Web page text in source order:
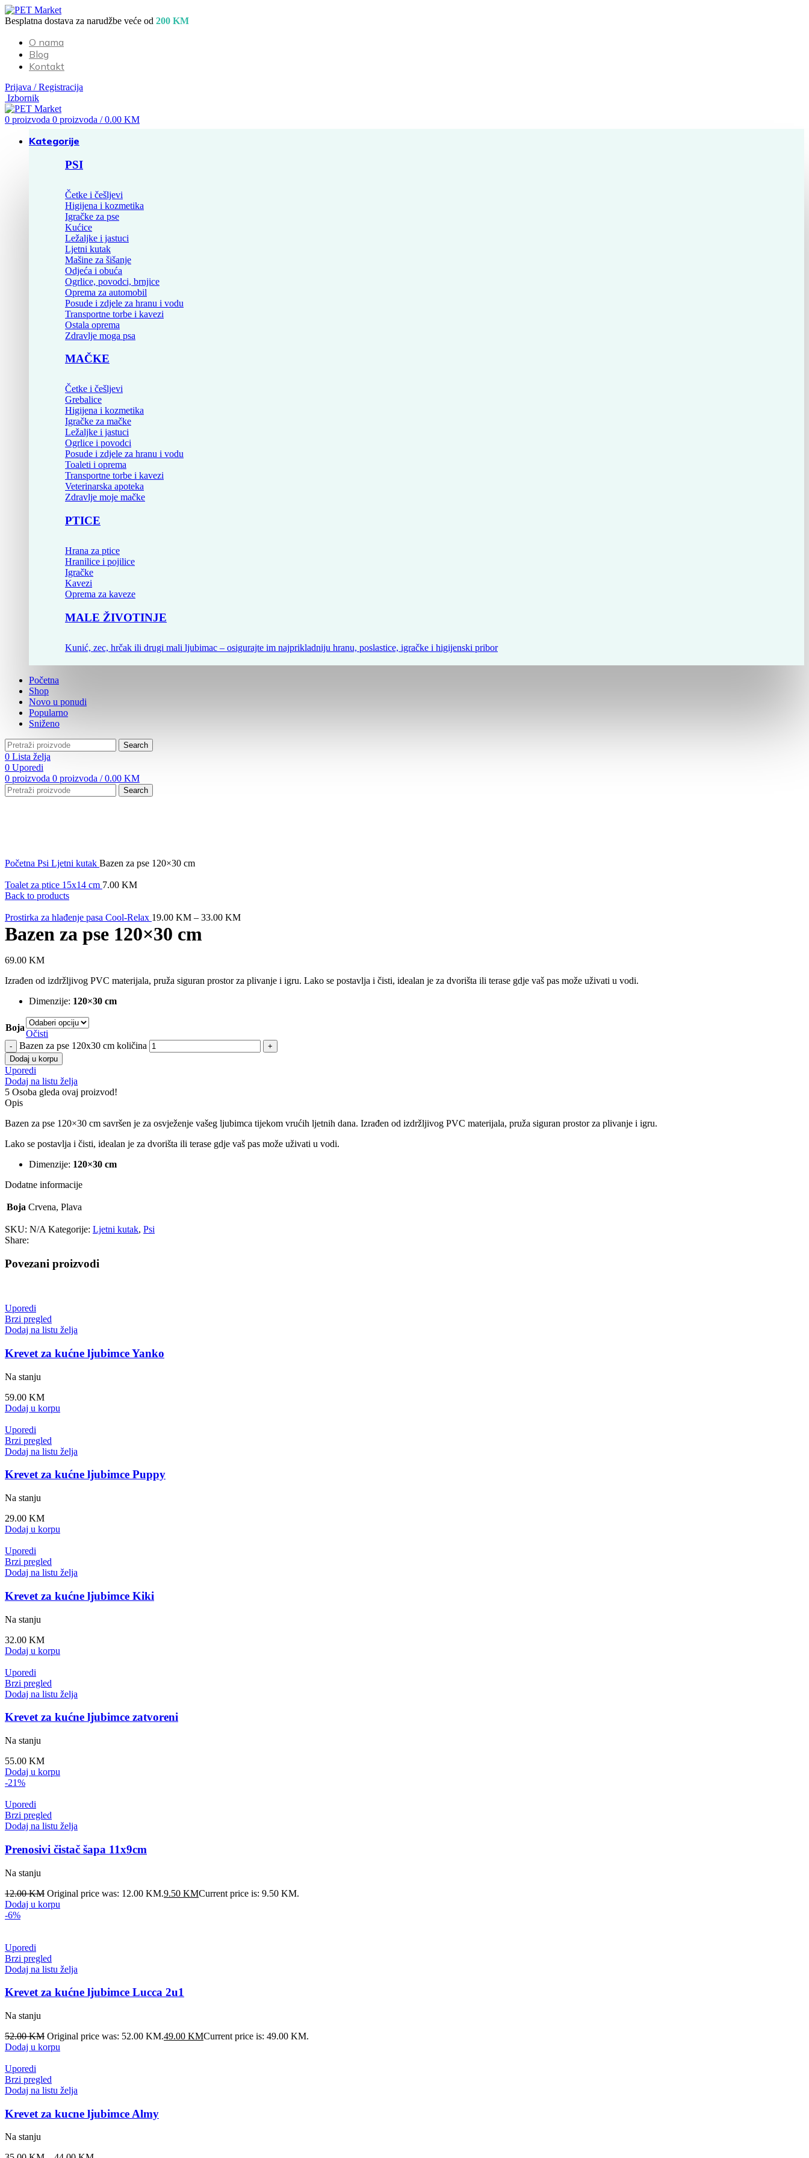
Besplatna dostava za narudžbe veće od 200 KM
O nama
Blog
Kontakt
Prijava / Registracija
Izbornik
0 proizvoda 0 proizvoda / 0.00 KM
Kategorije
PSI
Četke i češljevi
Higijena i kozmetika
Igračke za pse
Kućice
Ležaljke i jastuci
Ljetni kutak
Mašine za šišanje
Odjeća i obuća
Ogrlice, povodci, brnjice
Oprema za automobil
Posude i zdjele za hranu i vodu
Transportne torbe i kavezi
Ostala oprema
Zdravlje moga psa
MAČKE
Četke i češljevi
Grebalice
Higijena i kozmetika
Igračke za mačke
Ležaljke i jastuci
Ogrlice i povodci
Posude i zdjele za hranu i vodu
Toaleti i oprema
Transportne torbe i kavezi
Veterinarska apoteka
Zdravlje moje mačke
PTICE
Hrana za ptice
Hranilice i pojilice
Igračke
Kavezi
Oprema za kaveze
MALE ŽIVOTINJE
Kunić, zec, hrčak ili drugi mali ljubimac – osigurajte im najprikladniju hranu, poslastice, igračke i higijenski pribor
Početna
Shop
Novo u ponudi
Popularno
Sniženo
Search
0 Lista želja
0 Uporedi
0 proizvoda 0 proizvoda / 0.00 KM
Search
Početna Psi Ljetni kutak Bazen za pse 120×30 cm
Toalet za ptice 15x14 cm 7.00 KM
Back to products
Prostirka za hlađenje pasa Cool-Relax 19.00 KM – 33.00 KM
Bazen za pse 120×30 cm
69.00 KM
Izrađen od izdržljivog PVC materijala, pruža siguran prostor za plivanje i igru. Lako se postavlja i čisti, idealan je za dvorišta ili terase gdje vaš pas može uživati u vodi.
Dimenzije: 120×30 cm
Boja
Očisti
Bazen za pse 120x30 cm količina
Dodaj u korpu
Uporedi
Dodaj na listu želja
5 Osoba gleda ovaj proizvod!
Opis
Bazen za pse 120×30 cm savršen je za osvježenje vašeg ljubimca tijekom vrućih ljetnih dana. Izrađen od izdržljivog PVC materijala, pruža siguran prostor za plivanje i igru.
Lako se postavlja i čisti, idealan je za dvorišta ili terase gdje vaš pas može uživati u vodi.
Dimenzije: 120×30 cm
Dodatne informacije
Boja Crvena, Plava
SKU: N/A Kategorije: Ljetni kutak, Psi
Share:
Povezani proizvodi
Uporedi
Brzi pregled
Dodaj na listu želja
Krevet za kućne ljubimce Yanko
Na stanju
59.00 KM
Dodaj u korpu
Uporedi
Brzi pregled
Dodaj na listu želja
Krevet za kućne ljubimce Puppy
Na stanju
29.00 KM
Dodaj u korpu
Uporedi
Brzi pregled
Dodaj na listu želja
Krevet za kućne ljubimce Kiki
Na stanju
32.00 KM
Dodaj u korpu
Uporedi
Brzi pregled
Dodaj na listu želja
Krevet za kućne ljubimce zatvoreni
Na stanju
55.00 KM
Dodaj u korpu
-21%
Uporedi
Brzi pregled
Dodaj na listu želja
Prenosivi čistač šapa 11x9cm
Na stanju
12.00KM Original price was: 12.00 KM.9.50 KMCurrent price is: 9.50 KM.
Dodaj u korpu
-6%
Uporedi
Brzi pregled
Dodaj na listu želja
Krevet za kućne ljubimce Lucca 2u1
Na stanju
52.00KM Original price was: 52.00 KM.49.00 KMCurrent price is: 49.00 KM.
Dodaj u korpu
Uporedi
Brzi pregled
Dodaj na listu želja
Krevet za kucne ljubimce Almy
Na stanju